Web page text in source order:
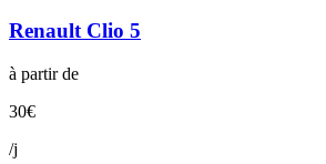
Renault Clio 5
à partir de
30€
/j